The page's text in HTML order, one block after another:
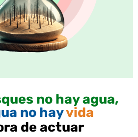
no hay agua,
no hayvida
de actuar